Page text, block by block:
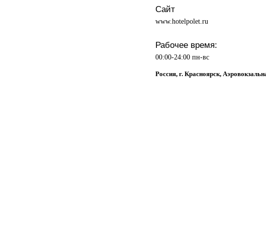
Сайт
www.hotelpolet.ru
Рабочее время:
00:00-24:00 пн-вс
Россия, г. Красноярск,